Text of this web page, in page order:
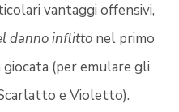
vantaggi offensivi,
danno inflitto nel primo
(per emulare gli
e Violetto).